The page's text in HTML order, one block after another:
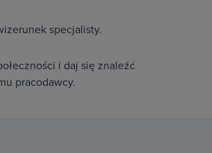
specjalisty.
i daj się znaleźć
pracodawcy.